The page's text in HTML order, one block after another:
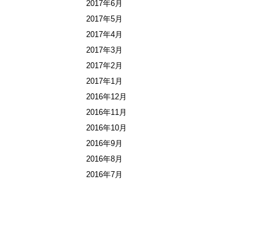
2017年6月
2017年5月
2017年4月
2017年3月
2017年2月
2017年1月
2016年12月
2016年11月
2016年10月
2016年9月
2016年8月
2016年7月